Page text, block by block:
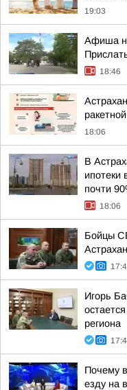
19:03
Афиша
18:46
18:06
В
ипотеки
почти
18:06
Бойцы
Игорь
региона
Почему
езду на